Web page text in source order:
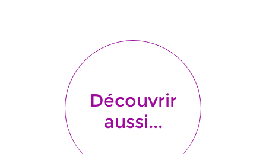
Découvrir
aussi...